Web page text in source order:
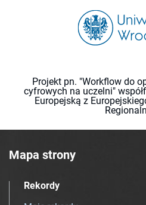
Projekt pn. "Workflow do
cyfrowych na uczelni"
Europejską z
Mapa strony
Rekordy